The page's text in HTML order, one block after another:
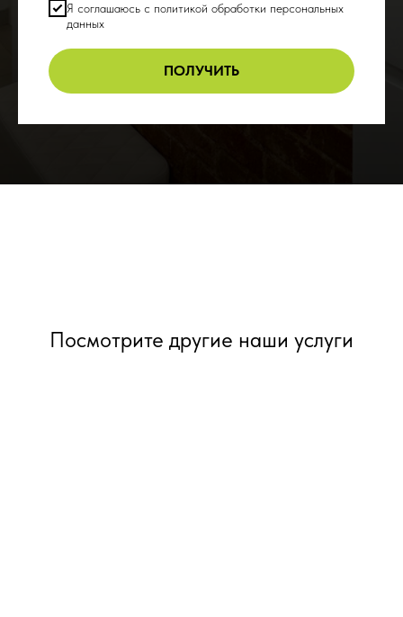
Я соглашаюсь с политикой обработки персональных
данных
ПОЛУЧИТЬ
Посмотрите другие наши услуги